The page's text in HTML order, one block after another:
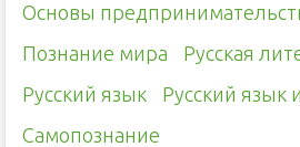
Основы
Познание мира
Русская
Русский язык
Русский язык
Самопознание